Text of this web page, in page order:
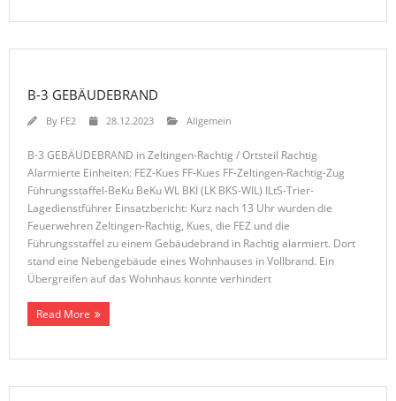
B-3 GEBÄUDEBRAND
By FE2 28.12.2023 Allgemein
B-3 GEBÄUDEBRAND in Zeltingen-Rachtig / Ortsteil Rachtig
Alarmierte Einheiten: FEZ-Kues FF-Kues FF-Zeltingen-Rachtig-Zug
Führungsstaffel-BeKu BeKu WL BKI (LK BKS-WIL) ILtS-Trier-
Lagedienstführer Einsatzbericht: Kurz nach 13 Uhr wurden die
Feuerwehren Zeltingen-Rachtig, Kues, die FEZ und die
Führungsstaffel zu einem Gebäudebrand in Rachtig alarmiert. Dort
stand eine Nebengebäude eines Wohnhauses in Vollbrand. Ein
Übergreifen auf das Wohnhaus konnte verhindert
Read More